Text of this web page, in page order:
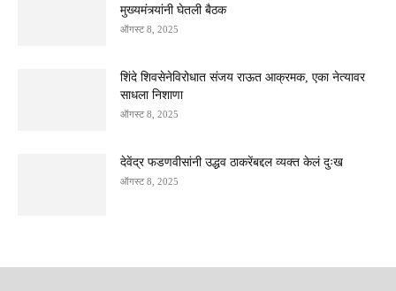
मुख्यमंत्र्यांनी घेतली बैठक
ऑगस्ट 8, 2025
शिंदे शिवसेनेविरोधात संजय राऊत आक्रमक, एका नेत्यावर
साधला निशाणा
ऑगस्ट 8, 2025
देवेंद्र फडणवीसांनी उद्धव ठाकरेंबद्दल व्यक्त केलं दुःख
ऑगस्ट 8, 2025